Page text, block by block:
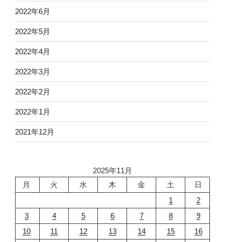
2022年6月
2022年5月
2022年4月
2022年3月
2022年2月
2022年1月
2021年12月
2025年11月
月
火 水 木 金 土
日
1
2
3
4 5 6 7 8
9
10
11 12 13 14 15
16